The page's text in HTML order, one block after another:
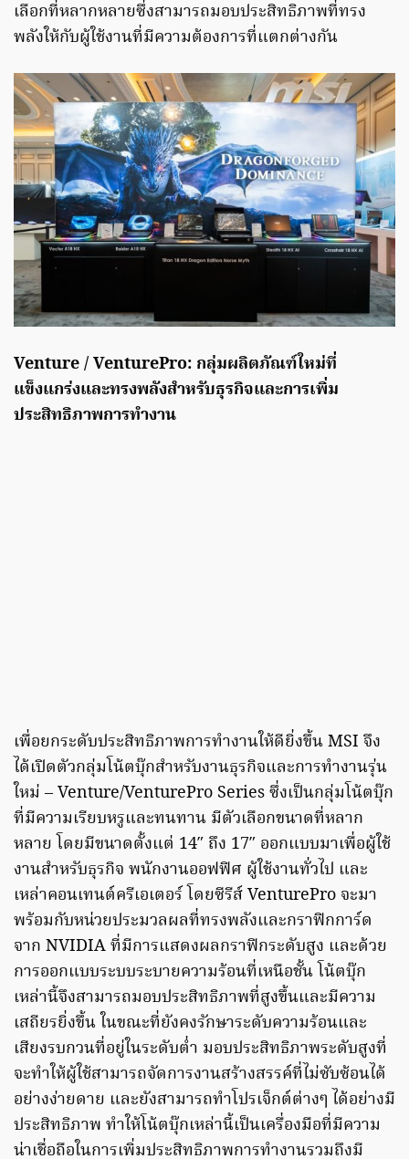
เลือกที่หลากหลายซึ่งสามารถมอบประสิทธิภาพที่ทรง
พลังให้กับผู้ใช้งานที่มีความต้องการที่แตกต่างกัน
Venture / VenturePro: กลุ่มผลิตภัณฑ์ใหม่ที่
แข็งแกร่งและทรงพลังสำหรับธุรกิจและการเพิ่ม
ประสิทธิภาพการทำงาน
เพื่อยกระดับประสิทธิภาพการทำงานให้ดียิ่งขึ้น MSI จึง
ได้เปิดตัวกลุ่มโน้ตบุ๊กสำหรับงานธุรกิจและการทำงานรุ่น
ใหม่ – Venture/VenturePro Series ซึ่งเป็นกลุ่มโน้ตบุ๊ก
ที่มีความเรียบหรูและทนทาน มีตัวเลือกขนาดที่หลาก
หลาย โดยมีขนาดตั้งแต่ 14″ ถึง 17″ ออกแบบมาเพื่อผู้ใช้
งานสำหรับธุรกิจ พนักงานออฟฟิศ ผู้ใช้งานทั่วไป และ
เหล่าคอนเทนต์ครีเอเตอร์ โดยซีรีส์ VenturePro จะมา
พร้อมกับหน่วยประมวลผลที่ทรงพลังและกราฟิกการ์ด
จาก NVIDIA ที่มีการแสดงผลกราฟิกระดับสูง และด้วย
การออกแบบระบบระบายความร้อนที่เหนือชั้น โน้ตบุ๊ก
เหล่านี้จึงสามารถมอบประสิทธิภาพที่สูงขึ้นและมีความ
เสถียรยิ่งขึ้น ในขณะที่ยังคงรักษาระดับความร้อนและ
เสียงรบกวนที่อยู่ในระดับต่ำ มอบประสิทธิภาพระดับสูงที่
จะทำให้ผู้ใช้สามารถจัดการงานสร้างสรรค์ที่ไม่ซับซ้อนได้
อย่างง่ายดาย และยังสามารถทำโปรเจ็กต์ต่างๆ ได้อย่างมี
ประสิทธิภาพ ทำให้โน้ตบุ๊กเหล่านี้เป็นเครื่องมือที่มีความ
น่าเชื่อถือในการเพิ่มประสิทธิภาพการทำงานรวมถึงมี